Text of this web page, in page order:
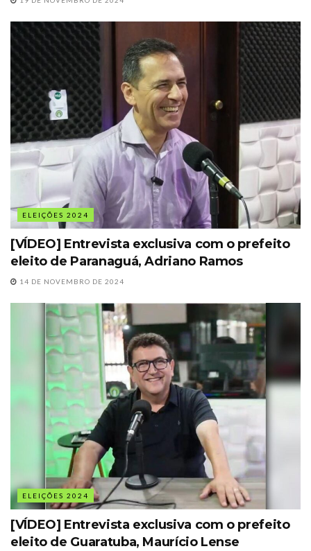
ELEIÇÕES 2024
[VÍDEO] Entrevista exclusiva com o prefeito
eleito de Paranaguá, Adriano Ramos
14 DE NOVEMBRO DE 2024
ELEIÇÕES 2024
[VÍDEO] Entrevista exclusiva com o prefeito
eleito de Guaratuba, Maurício Lense